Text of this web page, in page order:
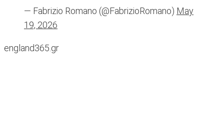
— Fabrizio Romano (@FabrizioRomano) May
19, 2026
england365.gr